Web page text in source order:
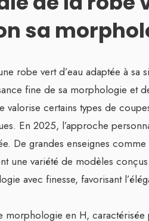
sa
robe vert d’eau adaptée à sa
fine de sa morphologie et
valorise certains types de
En 2025, l’approche
De grandes enseignes
une variété de modèles
avec finesse, favorisant
morphologie en H, caractérisée